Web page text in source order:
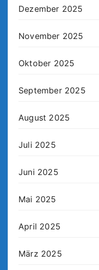
Dezember 2025
November 2025
Oktober 2025
September 2025
August 2025
Juli 2025
Juni 2025
Mai 2025
April 2025
März 2025